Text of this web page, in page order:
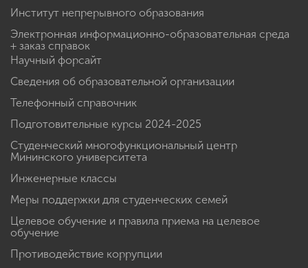
Институт непрерывного образования
Электронная информационно-образовательная среда
+ заказ справок
Научный форсайт
Сведения об образовательной организации
Телефонный справочник
Подготовительные курсы 2024-2025
Студенческий многофункциональный центр
Мининского университета
Инженерные классы
Меры поддержки для студенческих семей
Целевое обучение и правила приема на целевое
обучение
Противодействие коррупции